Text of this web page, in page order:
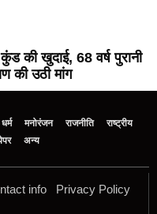
खुदाई, 68 वर्ष पुरानी
की उठी मांग
धर्म मनोरंजन राजनीति
राष्ट्रीय
अन्य
info Privacy Policy